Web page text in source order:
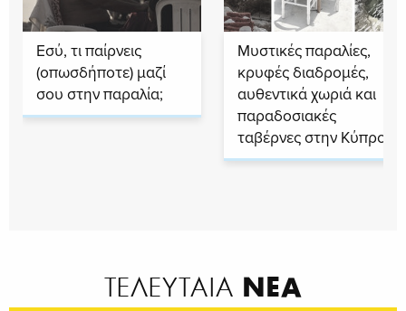
Εσύ, τι παίρνεις
(οπωσδήποτε) μαζί
σου στην παραλία;
Μυστικές παραλίες,
κρυφές διαδρομές,
αυθεντικά χωριά και
παραδοσιακές
ταβέρνες στην Κύπρο
ΤΕΛΕΥΤΑΙΑ ΝΕΑ